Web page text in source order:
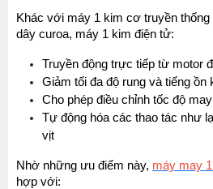
Khác với máy 1 kim cơ truyền
dây curoa, máy 1 kim điện tử:
Truyền động trực tiếp từ motor
Giảm tối đa độ rung và tiếng ồn
Cho phép điều chỉnh tốc độ
Tự động hóa các thao tác như
vịt
Nhờ những ưu điểm này, máy may
hợp với: